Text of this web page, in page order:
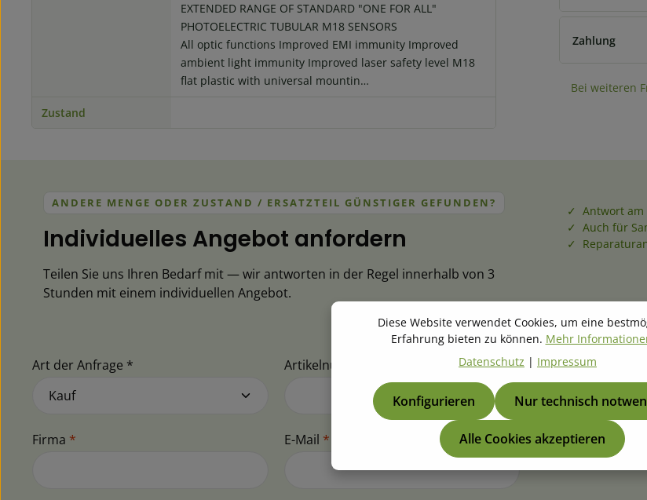
EXTENDED RANGE OF STANDARD "ONE FOR ALL"
PHOTOELECTRIC TUBULAR M18 SENSORS
All optic functions Improved EMI immunity Improved
ambient light immunity Improved laser safety level M18
flat plastic with universal mountin…
Zustand
Zahlung
Bei weiteren
ANDERE MENGE ODER ZUSTAND / ERSATZTEIL GÜNSTIGER GEFUNDEN?
Individuelles Angebot anfordern
Teilen Sie uns Ihren Bedarf mit — wir antworten in der Regel innerhalb von 3
Stunden mit einem individuellen Angebot.
✓ Antwort am
✓ Auch für
✓
Art der Anfrage * Artikelnummer Menge*
Firma * E-Mail *
Diese Website verwendet Cookies, um eine
Erfahrung bieten zu können. Mehr
Datenschutz | Impressum
Nur technisch
Konfigurieren
Alle Cookies akzeptieren